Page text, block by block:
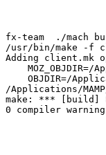
fx-team  ./mach
/usr/bin/make -f
Adding client.mk
MOZ_OBJDIR=/
OBJDIR=/
/Applications/
make: *** [build]
0 compiler